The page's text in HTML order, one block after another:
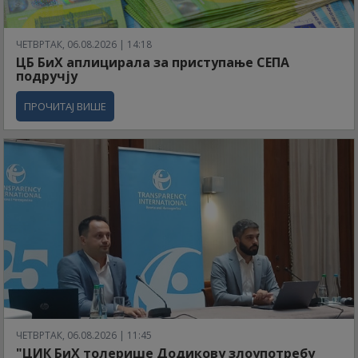
ЧЕТВРТАК, 06.08.2026 | 14:18
ЦБ БиХ аплицирала за приступање СЕПА
подручју
ПРОЧИТАЈ ВИШЕ
ЧЕТВРТАК, 06.08.2026 | 11:45
"ЦИК БиХ толерише Додикову злоупотребу